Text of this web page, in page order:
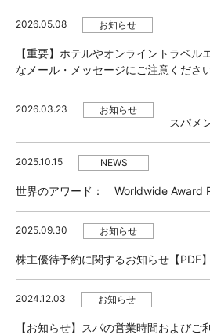
2026.05.08 お知らせ
【重要】ホテルやオンライントラベル
なメール・メッセージにご注意くださ
2026.03.23 お知らせ
スパメ
2025.10.15 NEWS
世界のアワード： Worldwide Award
2025.09.30 お知らせ
株主優待予約に関するお知らせ【PDF】
2024.12.03 お知らせ
【お知らせ】スパの営業時間およびご